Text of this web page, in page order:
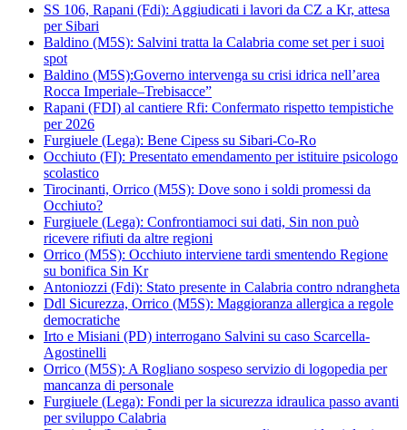
SS 106, Rapani (Fdi): Aggiudicati i lavori da CZ a Kr, attesa
per Sibari
Baldino (M5S): Salvini tratta la Calabria come set per i suoi
spot
Baldino (M5S):Governo intervenga su crisi idrica nell’area
Rocca Imperiale–Trebisacce”
Rapani (FDI) al cantiere Rfi: Confermato rispetto tempistiche
per 2026
Furgiuele (Lega): Bene Cipess su Sibari-Co-Ro
Occhiuto (FI): Presentato emendamento per istituire psicologo
scolastico
Tirocinanti, Orrico (M5S): Dove sono i soldi promessi da
Occhiuto?
Furgiuele (Lega): Confrontiamoci sui dati, Sin non può
ricevere rifiuti da altre regioni
Orrico (M5S): Occhiuto interviene tardi smentendo Regione
su bonifica Sin Kr
Antoniozzi (Fdi): Stato presente in Calabria contro ndrangheta
Ddl Sicurezza, Orrico (M5S): Maggioranza allergica a regole
democratiche
Irto e Misiani (PD) interrogano Salvini su caso Scarcella-
Agostinelli
Orrico (M5S): A Rogliano sospeso servizio di logopedia per
mancanza di personale
Furgiuele (Lega): Fondi per la sicurezza idraulica passo avanti
per sviluppo Calabria